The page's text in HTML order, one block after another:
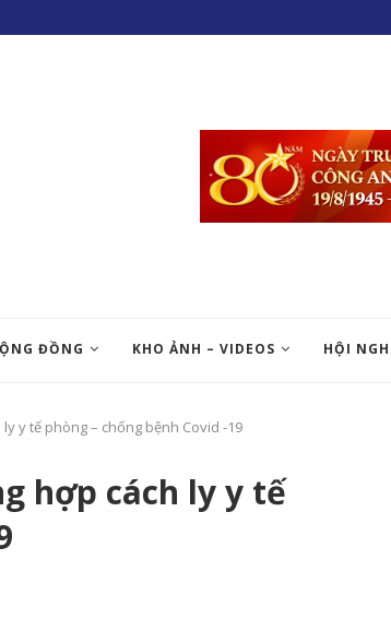
ĐỒNG KHO ẢNH – VIDEOS HỘI
y tế phòng – chống bệnh Covid -19
hợp cách ly y tế